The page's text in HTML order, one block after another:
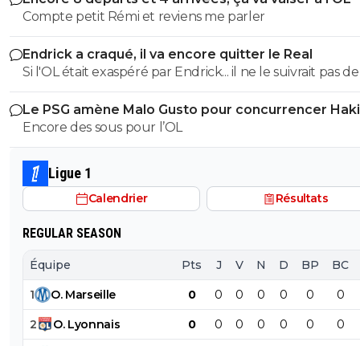
Compte petit Rémi et reviens me parler
Endrick a craqué, il va encore quitter le Real
Si l'OL était exaspéré par Endrick... il ne le suivrait pas
près. Bref... Quand l'équipe sera complète... ce sera beaucoup
mieux.
Le PSG amène Malo Gusto pour concurrencer
Encore des sous pour l’OL
Ligue 1
Calendrier Résultats
REGULAR SEASON
Équipe Pts J V N D BP BC
1 O. Marseille 0 0 0 0 0 0 0
2 O. Lyonnais 0 0 0 0 0 0 0